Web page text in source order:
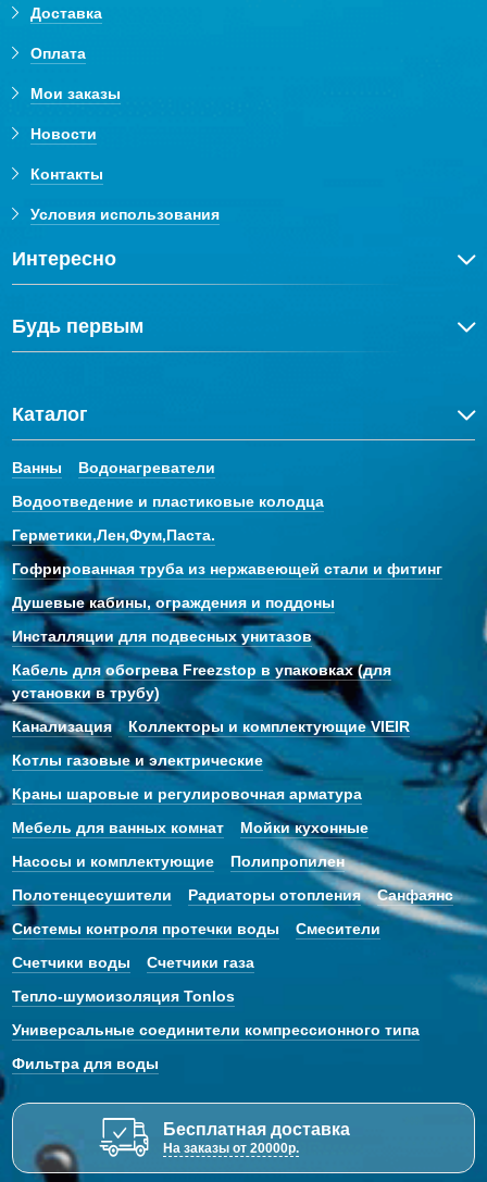
Доставка
Оплата
Мои заказы
Новости
Контакты
Условия использования
Интересно
Будь первым
Каталог
Ванны
Водонагреватели
Водоотведение и пластиковые колодца
Герметики,Лен,Фум,Паста.
Гофрированная труба из нержавеющей стали и фитинг
Душевые кабины, ограждения и поддоны
Инсталляции для подвесных унитазов
Кабель для обогрева Freezstop в упаковках (для
установки в трубу)
Канализация
Коллекторы и комплектующие VIEIR
Котлы газовые и электрические
Краны шаровые и регулировочная арматура
Мебель для ванных комнат
Мойки кухонные
Насосы и комплектующие
Полипропилен
Полотенцесушители
Радиаторы отопления
Санфаянс
Системы контроля протечки воды
Смесители
Счетчики воды
Счетчики газа
Тепло-шумоизоляция Tonlos
Универсальные соединители компрессионного типа
Фильтра для воды
Бесплатная доставка
На заказы от 20000р.